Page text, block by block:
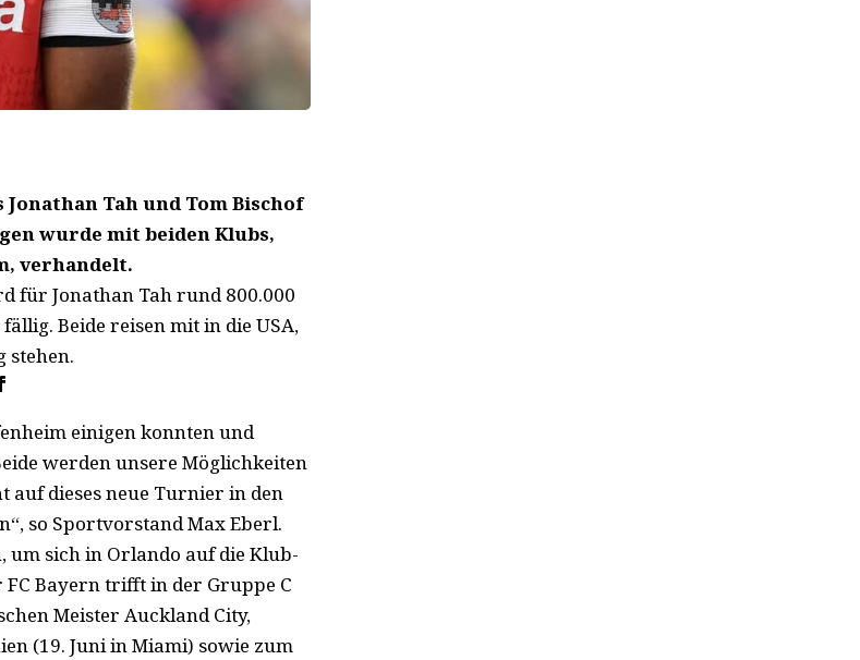
Tah und Tom Bischof
wurde mit beiden Klubs,
verhandelt.
für Jonathan Tah rund 800.000
Beide reisen mit in die USA,
stehen.
einigen konnten und
werden unsere Möglichkeiten
auf dieses neue Turnier in den
so Sportvorstand Max Eberl.
um sich in Orlando auf die Klub-
Bayern trifft in der Gruppe C
Meister Auckland City,
(19. Juni in Miami) sowie zum